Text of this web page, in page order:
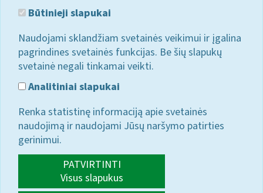
Būtinieji slapukai
Naudojami sklandžiam svetainės veikimui ir įgalina
pagrindines svetainės funkcijas. Be šių slapukų
svetainė negali tinkamai veikti.
Analitiniai slapukai
Renka statistinę informaciją apie svetainės
naudojimą ir naudojami Jūsų naršymo patirties
gerinimui.
PATVIRTINTI
Visus slapukus